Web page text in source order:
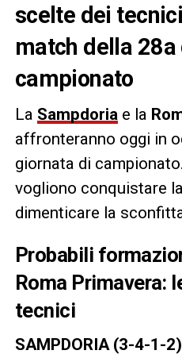
scelte dei
match della
campionato
La Sampdoriae la
affronteranno oggi in
giornata di
vogliono conquistare
dimenticare la
Probabili
Roma Primavera:
tecnici
SAMPDORIA (3-4-1-